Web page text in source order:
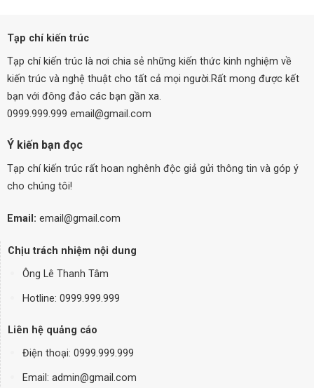
Tạp chí kiến trúc
Tạp chí kiến trúc là nơi chia sẻ những kiến thức kinh nghiệm về
kiến trúc và nghệ thuật cho tất cả mọi người.Rất mong được kết
bạn với đông đảo các bạn gần xa.
0999.999.999 email@gmail.com
Ý kiến bạn đọc
Tạp chí kiến trúc rất hoan nghênh độc giả gửi thông tin và góp ý
cho chúng tôi!
Email: email@gmail.com
Chịu trách nhiệm nội dung
Ông Lê Thanh Tâm
Hotline: 0999.999.999
Liên hệ quảng cáo
Điện thoại: 0999.999.999
Email: admin@gmail.com